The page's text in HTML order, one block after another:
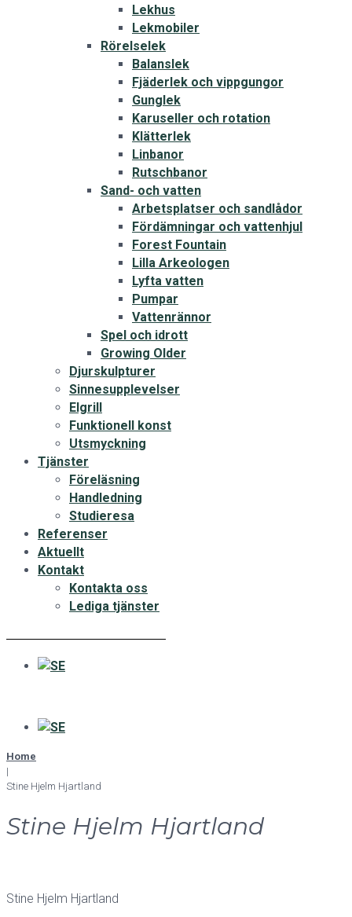
Lekhus
Lekmobiler
Rörelselek
Balanslek
Fjäderlek och vippgungor
Gunglek
Karuseller och rotation
Klätterlek
Linbanor
Rutschbanor
Sand- och vatten
Arbetsplatser och sandlådor
Fördämningar och vattenhjul
Forest Fountain
Lilla Arkeologen
Lyfta vatten
Pumpar
Vattenrännor
Spel och idrott
Growing Older
Djurskulpturer
Sinnesupplevelser
Elgrill
Funktionell konst
Utsmyckning
Tjänster
Föreläsning
Handledning
Studieresa
Referenser
Aktuellt
Kontakt
Kontakta oss
Lediga tjänster
Home
|
Stine Hjelm Hjartland
Stine Hjelm Hjartland
Stine Hjelm Hjartland